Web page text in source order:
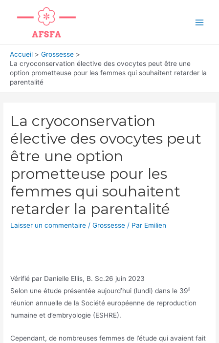
Accueil
Grossesse
La cryoconservation élective des ovocytes peut être une
option prometteuse pour les femmes qui souhaitent retarder la
parentalité
La cryoconservation
élective des ovocytes peut
être une option
prometteuse pour les
femmes qui souhaitent
retarder la parentalité
Laisser un commentaire /Grossesse / Par Emilien
Vérifié par Danielle Ellis, B. Sc.26 juin 2023
Selon une étude présentée aujourd’hui (lundi) dans le 39il
réunion annuelle de la Société européenne de reproduction
humaine et d’embryologie (ESHRE).
Cependant, de nombreuses femmes de l’étude qui avaient fait